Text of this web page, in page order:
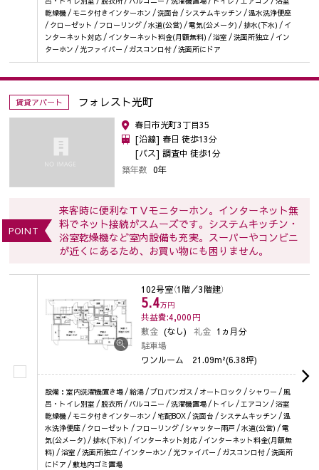
乾燥機 / モニタ付きインターホン / 洗面台 / システムキッチン / 温水洗浄便座
/ クローゼット / フローリング / 水道(公営) / 電気(公メータ) / 排水(下水) / イ
ンターネット対応 / インターネット料金(月額無料) / 浴室 / 洗面所独立 / イン
ターホン / 光ファイバー / ガスコンロ付 / 洗面所にドア
賃貸アパート フォレスト光町
春日市光町3丁目35
[沿線] 春日 徒歩13分
[バス] 調査中 徒歩1分
築年数 0年
POINT
来客時に便利なＴＶモニターホン。インターネット無
料でネット接続がスムーズです。システムキッチン・
浴室乾燥機など室内設備も充実。スーパーやコンビニ
が近くにあるため、お買い物にも困りません。
102号室（1階／3階建）
5.4万円
共益費:4,000円
敷金 (なし) 礼金 1ヵ月分
駐車場
ワンルーム 21.09m²(6.38坪)
設備：室内洗濯機置き場 / 給湯 / プロパンガス / オートロック / シャワー / 風
呂・トイレ別室 / 脱衣所 / バルコニー / 洗濯機置場 / トイレ / エアコン / 浴室
乾燥機 / モニタ付きインターホン / 宅配BOX / 洗面台 / システムキッチン / 温
水洗浄便座 / クローゼット / フローリング / シャッター雨戸 / 水道(公営) / 電
気(公メータ) / 排水(下水) / インターネット対応 / インターネット料金(月額無
料) / 浴室 / 洗面所独立 / インターホン / 光ファイバー / ガスコンロ付 / 洗面所
にドア / 敷地内ゴミ置場